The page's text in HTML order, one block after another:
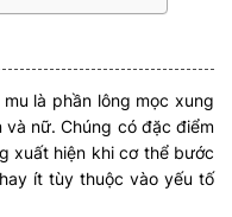
là phần lông mọc xung
nữ. Chúng có đặc điểm
xuất hiện khi cơ thể bước
ít tùy thuộc vào yếu tố